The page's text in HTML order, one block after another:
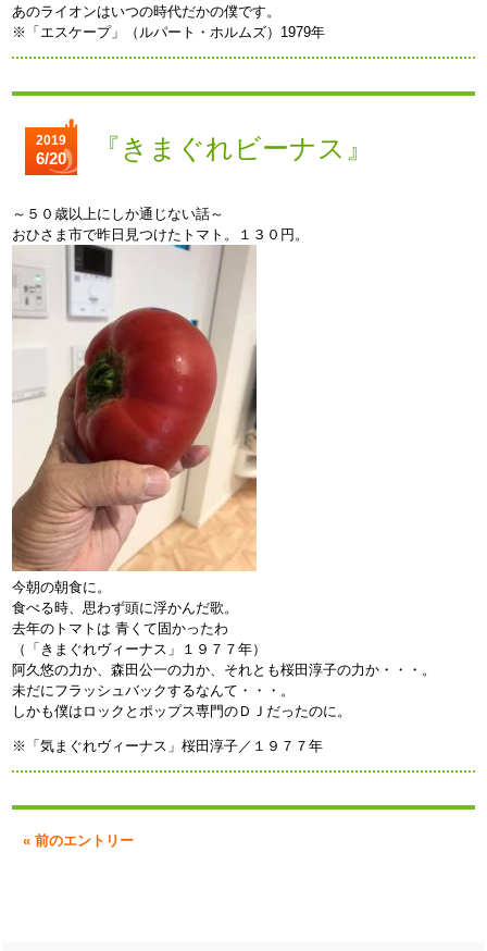
あのライオンはいつの時代だかの僕です。
※「エスケープ」（ルパート・ホルムズ）1979年
2019
6/20 『きまぐれビーナス』
～５０歳以上にしか通じない話～
おひさま市で昨日見つけたトマト。１３０円。
今朝の朝食に。
食べる時、思わず頭に浮かんだ歌。
去年のトマトは 青くて固かったわ
（「きまぐれヴィーナス」１９７７年）
阿久悠の力か、森田公一の力か、それとも桜田淳子の力か・・・。
未だにフラッシュバックするなんて・・・。
しかも僕はロックとポップス専門のＤＪだったのに。
※「気まぐれヴィーナス」桜田淳子／１９７７年
« 前のエントリー